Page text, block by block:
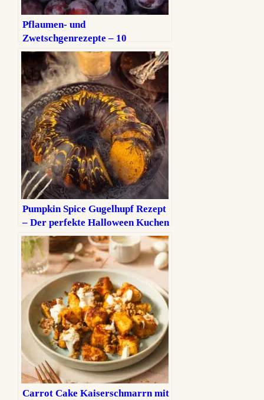
Pflaumen‑ und
Zwetschgenrezepte – 10
Lieblingsrezepte für den
Spätsommer
Pumpkin Spice Gugelhupf Rezept
– Der perfekte Halloween Kuchen
Carrot Cake Kaiserschmarrn mit